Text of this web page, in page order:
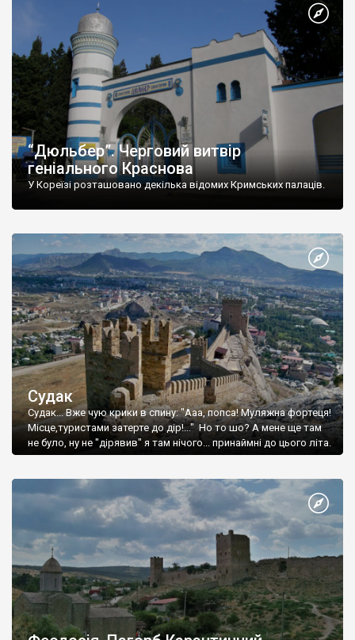
“Дюльбер”. Черговий витвір
геніального Краснова
У Кореїзі розташовано декілька відомих Кримських палаців.
Судак
Судак... Вже чую крики в спину: "Ааа, попса! Муляжна фортеця!
Місце,туристами затерте до дір!..." Но то шо? А мене ще там
не було, ну не "дірявив" я там нічого... принаймні до цього літа.